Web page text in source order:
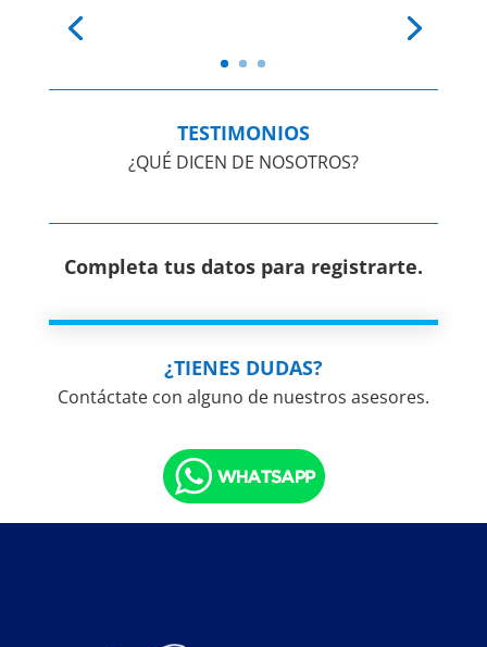
TESTIMONIOS
¿QUÉ DICEN DE NOSOTROS?
Completa tus datos para registrarte.
¿TIENES DUDAS?
Contáctate con alguno de nuestros asesores.